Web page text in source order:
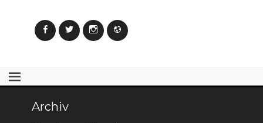
FacebookTwitter InstagramWebseite
Archiv